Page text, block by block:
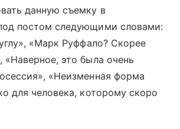
данную съемку в
постом следующими словами:
«Марк Руффало? Скорее
это была очень
«Неизменная форма
для человека, которому скоро